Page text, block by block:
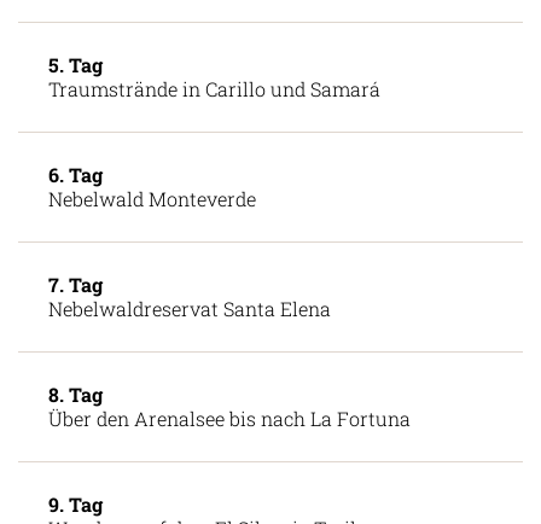
5. Tag
6. Tag
7. Tag
8. Tag